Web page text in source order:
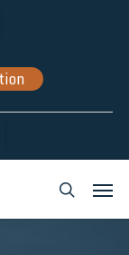
search